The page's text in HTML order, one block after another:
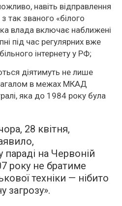
навіть відправлення
так званого «білого
влада включає наближені
під час регулярних вже
інтернету у РФ;
діятимуть не лише
в межах МКАД
яка до 1984 року була
28 квітня,
на Червоній
року не братиме
техніки — нібито
загрозу».